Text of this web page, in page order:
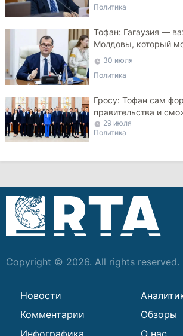
Политика
Тофан: Гагаузия —
Молдовы, который
мосты с Турцией
30 июля
Политика
Гросу: Тофан сам
правительства и
министров
29 июля
Политика
Copyright © 2026. All rights reserved.
Новости
Комментарии
Обзоры
Инфографика
О нас